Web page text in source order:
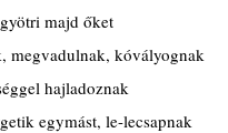
majd őket
megvadulnak, kóvályognak
hajladoznak
egymást, le-lecsapnak